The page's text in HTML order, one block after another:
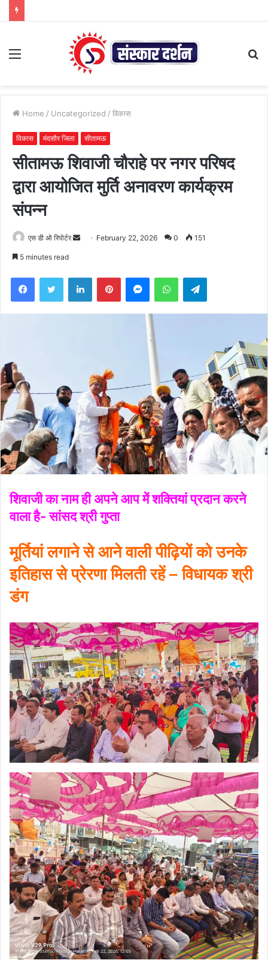
Menu
Home / Uncategorized / विकास
विकास मंदसौर जिला सीतामऊ
सीतामऊ शिवाजी चौराहे पर नगर परिषद
द्वारा आयोजित मुर्ति अनावरण कार्यक्रम
संपन्न
एस डी ओ रिपोर्टर
Send February 22, 2026 0 151
5 minutes read
FacebookTwitter LinkedInPinterestMessengerWhatsAppTelegram
शिवाजी का नाम ही अपने आप में शक्तियां प्रदान करने
वाला है- सांसद श्री गुप्ता
मूर्तियां लगाने से आने वाली पीढ़ियों को उनके
इतिहास से प्रेरणा मिलती रहें – विधायक श्री
डंग